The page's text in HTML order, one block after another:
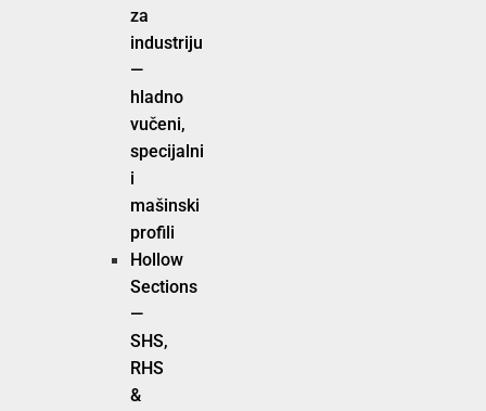
za
industriju
—
hladno
vučeni,
specijalni
i
mašinski
profili
Hollow
Sections
—
SHS,
RHS
&